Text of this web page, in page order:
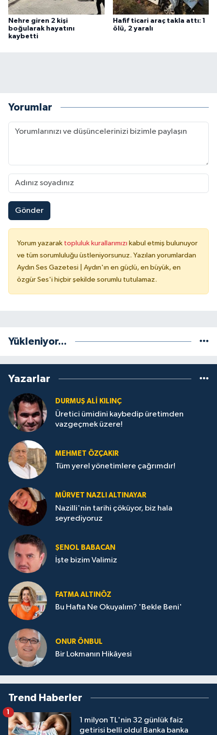
Nehre giren 2 kişi
boğularak hayatını
kaybetti
Hafif ticari araç takla attı: 1
ölü, 2 yaralı
Yorumlar
Gönder
Yorum yazarak topluluk kurallarımızı kabul etmiş bulunuyor
ve tüm sorumluluğu üstleniyorsunuz. Yazılan yorumlardan
Aydın Ses Gazetesi | Aydın'ın en güçlü, en büyük, en
özgür Ses'i hiçbir şekilde sorumlu tutulamaz.
Yükleniyor...
Yazarlar
DURMUŞ ALI KILINÇ
Üretici ümidini kaybedip üretimden
vazgeçmek üzere!
MEHMET ÖZÇAKIR
Tüm yerel yönetimlere çağrımdır!
MÜRVET NAZLI ALTINAYAR
Nazilli'nin tarihi çöküyor, biz hala
seyrediyoruz
ŞENOL BABACAN
İşte bizim Valimiz
FATMA ALTINÖZ
Bu Hafta Ne Okuyalım? 'Bekle Beni'
ONUR ÖNBUL
Bir Lokmanın Hikâyesi
Trend Haberler
1 milyon TL'nin 32 günlük faiz
getirisi belli oldu! Banka banka
1